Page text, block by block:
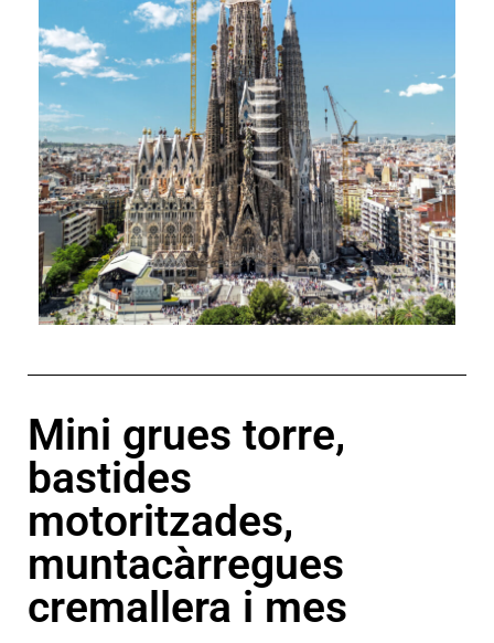
Mini grues torre,
bastides
motoritzades,
muntacàrregues
cremallera i mes